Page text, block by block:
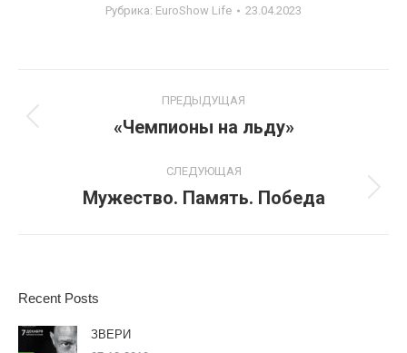
Рубрика: EuroShow Life 23.04.2023
Навигация
по
ПРЕДЫДУЩАЯ
Предыдущий
«Чемпионы на льду»
СЛЕДУЮЩАЯ
Следующий
Мужество. Память. Победа
Recent Posts
ЗВЕРИ